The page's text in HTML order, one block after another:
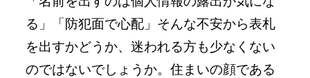
る」「防犯面で心配」そんな不安から表札
を出すかどうか、迷われる方も少なくない
のではないでしょうか。住まいの顔である